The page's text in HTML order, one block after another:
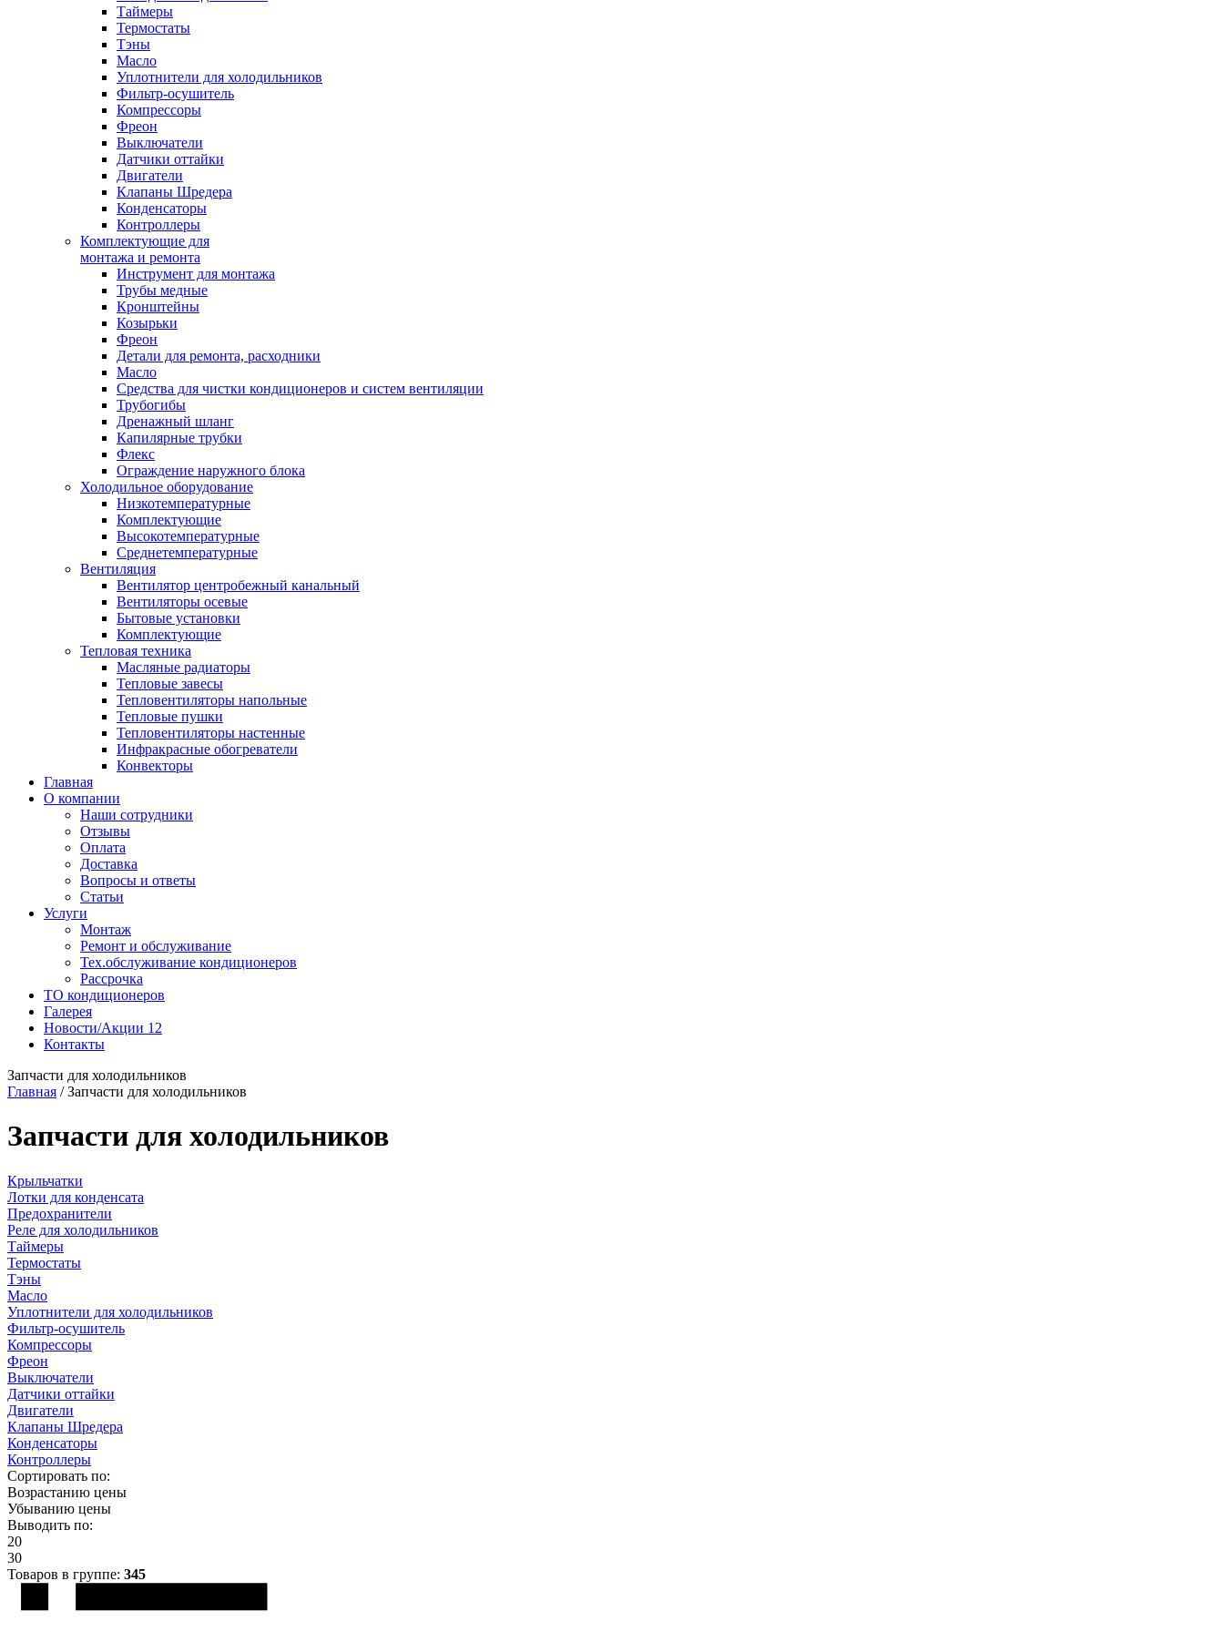
Таймеры
Термостаты
Тэны
Масло
Уплотнители для холодильников
Фильтр-осушитель
Компрессоры
Фреон
Выключатели
Датчики оттайки
Двигатели
Клапаны Шредера
Конденсаторы
Контроллеры
Комплектующие для
монтажа и ремонта
Инструмент для монтажа
Трубы медные
Кронштейны
Козырьки
Фреон
Детали для ремонта, расходники
Масло
Средства для чистки кондиционеров и систем вентиляции
Трубогибы
Дренажный шланг
Капилярные трубки
Флекс
Ограждение наружного блока
Холодильное оборудование
Низкотемпературные
Комплектующие
Высокотемпературные
Среднетемпературные
Вентиляция
Вентилятор центробежный канальный
Вентиляторы осевые
Бытовые установки
Комплектующие
Тепловая техника
Масляные радиаторы
Тепловые завесы
Тепловентиляторы напольные
Тепловые пушки
Тепловентиляторы настенные
Инфракрасные обогреватели
Конвекторы
Главная
О компании
Наши сотрудники
Отзывы
Оплата
Доставка
Вопросы и ответы
Статьи
Услуги
Монтаж
Ремонт и обслуживание
Тех.обслуживание кондиционеров
Рассрочка
ТО кондиционеров
Галерея
Новости/Акции 12
Контакты
Запчасти для холодильников
Главная /Запчасти для холодильников
Запчасти для холодильников
Крыльчатки
Лотки для конденсата
Предохранители
Реле для холодильников
Таймеры
Термостаты
Тэны
Масло
Уплотнители для холодильников
Фильтр-осушитель
Компрессоры
Фреон
Выключатели
Датчики оттайки
Двигатели
Клапаны Шредера
Конденсаторы
Контроллеры
Сортировать по:
Возрастанию цены
Убыванию цены
Выводить по:
20
30
Товаров в группе: 345